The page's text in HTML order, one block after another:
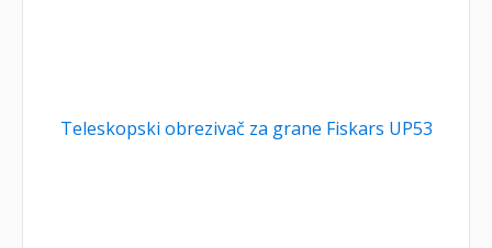
Teleskopski obrezivač za grane Fiskars UP53